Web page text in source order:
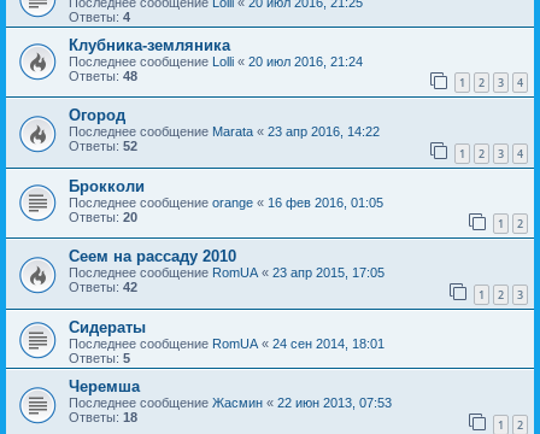
Ответы: 4
Клубника-земляника
Последнее сообщение Lolli « 20 июл 2016, 21:24
Ответы: 48 1 2 3 4
Огород
Последнее сообщение Marata « 23 апр 2016, 14:22
Ответы: 52 1 2 3 4
Брокколи
Последнее сообщение orange « 16 фев 2016, 01:05
Ответы: 20 1 2
Сеем на рассаду 2010
Последнее сообщение RomUA« 23 апр 2015, 17:05
Ответы: 42 1 2 3
Сидераты
Последнее сообщение RomUA « 24 сен 2014, 18:01
Ответы: 5
Черемша
Последнее сообщение Жасмин « 22 июн 2013, 07:53
Ответы: 18 1 2